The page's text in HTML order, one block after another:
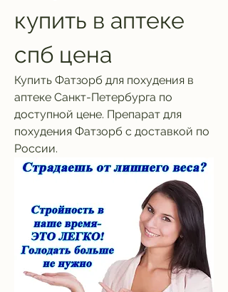
купить в аптеке
спб цена
Купить Фатзорб для похудения в
аптеке Санкт-Петербурга по
доступной цене. Препарат для
похудения Фатзорб с доставкой по
России.